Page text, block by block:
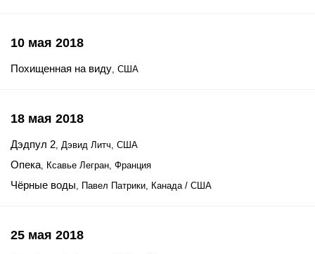
10 мая 2018
Похищенная на виду, США
18 мая 2018
Дэдпул 2, Дэвид Литч, США
Опека, Ксавье Легран, Франция
Чёрные воды, Павел Патрики, Канада / США
25 мая 2018